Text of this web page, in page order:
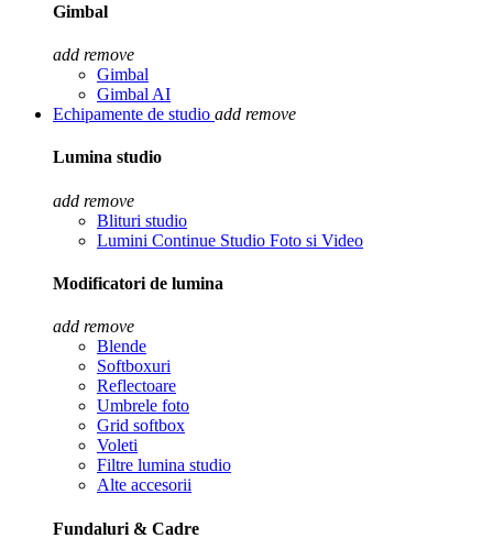
Gimbal
add remove
Gimbal
Gimbal AI
Echipamente de studio add remove
Lumina studio
add remove
Blituri studio
Lumini Continue Studio Foto si Video
Modificatori de lumina
add remove
Blende
Softboxuri
Reflectoare
Umbrele foto
Grid softbox
Voleti
Filtre lumina studio
Alte accesorii
Fundaluri & Cadre